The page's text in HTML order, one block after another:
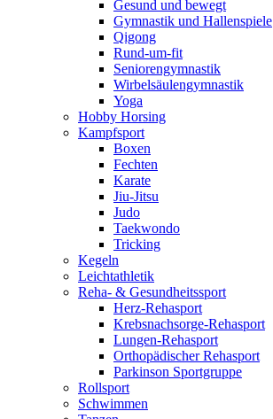
Gesund und bewegt
Gymnastik und Hallenspiele
Qigong
Rund-um-fit
Seniorengymnastik
Wirbelsäulengymnastik
Yoga
Hobby Horsing
Kampfsport
Boxen
Fechten
Karate
Jiu-Jitsu
Judo
Taekwondo
Tricking
Kegeln
Leichtathletik
Reha- & Gesundheitssport
Herz-Rehasport
Krebsnachsorge-Rehasport
Lungen-Rehasport
Orthopädischer Rehasport
Parkinson Sportgruppe
Rollsport
Schwimmen